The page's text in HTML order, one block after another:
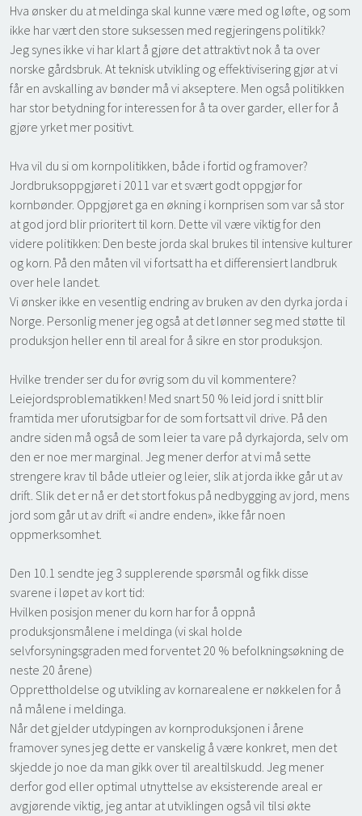
Hva ønsker du at meldinga skal kunne være med og løfte, og som
ikke har vært den store suksessen med regjeringens politikk?
Jeg synes ikke vi har klart å gjøre det attraktivt nok å ta over
norske gårdsbruk. At teknisk utvikling og effektivisering gjør at vi
får en avskalling av bønder må vi akseptere. Men også politikken
har stor betydning for interessen for å ta over garder, eller for å
gjøre yrket mer positivt.
Hva vil du si om kornpolitikken, både i fortid og framover?
Jordbruksoppgjøret i 2011 var et svært godt oppgjør for
kornbønder. Oppgjøret ga en økning i kornprisen som var så stor
at god jord blir prioritert til korn. Dette vil være viktig for den
videre politikken: Den beste jorda skal brukes til intensive kulturer
og korn. På den måten vil vi fortsatt ha et differensiert landbruk
over hele landet.
Vi ønsker ikke en vesentlig endring av bruken av den dyrka jorda i
Norge. Personlig mener jeg også at det lønner seg med støtte til
produksjon heller enn til areal for å sikre en stor produksjon.
Hvilke trender ser du for øvrig som du vil kommentere?
Leiejordsproblematikken! Med snart 50 % leid jord i snitt blir
framtida mer uforutsigbar for de som fortsatt vil drive. På den
andre siden må også de som leier ta vare på dyrkajorda, selv om
den er noe mer marginal. Jeg mener derfor at vi må sette
strengere krav til både utleier og leier, slik at jorda ikke går ut av
drift. Slik det er nå er det stort fokus på nedbygging av jord, mens
jord som går ut av drift «i andre enden», ikke får noen
oppmerksomhet.
Den 10.1 sendte jeg 3 supplerende spørsmål og fikk disse
svarene i løpet av kort tid:
Hvilken posisjon mener du korn har for å oppnå
produksjonsmålene i meldinga (vi skal holde
selvforsyningsgraden med forventet 20 % befolkningsøkning de
neste 20 årene)
Opprettholdelse og utvikling av kornarealene er nøkkelen for å
nå målene i meldinga.
Når det gjelder utdypingen av kornproduksjonen i årene
framover synes jeg dette er vanskelig å være konkret, men det
skjedde jo noe da man gikk over til arealtilskudd. Jeg mener
derfor god eller optimal utnyttelse av eksisterende areal er
avgjørende viktig, jeg antar at utviklingen også vil tilsi økte